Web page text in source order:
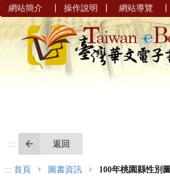
網站簡介 | 操作說明 | 網站導覽 |
::: 返回
::: 首頁 圖書資訊 100年桃園縣性別